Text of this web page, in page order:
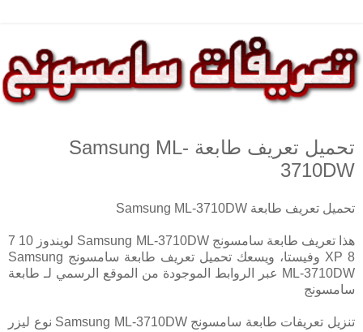
تحميل تعريف طابعة Samsung ML-
3710DW
تحميل تعريف طابعة Samsung ML-3710DW
هذا تعريف طابعة سامسونج Samsung ML-3710DW لويندوز 10 7
8 XP وفيستا، ويسعك تحميل تعريف طابعة سامسونج Samsung
ML-3710DW عبر الروابط الموجودة من الموقع الرسمي لـ طابعة
سامسونج
تنزيل تعريفات طابعة سامسونج Samsung ML-3710DW نوع ليزر